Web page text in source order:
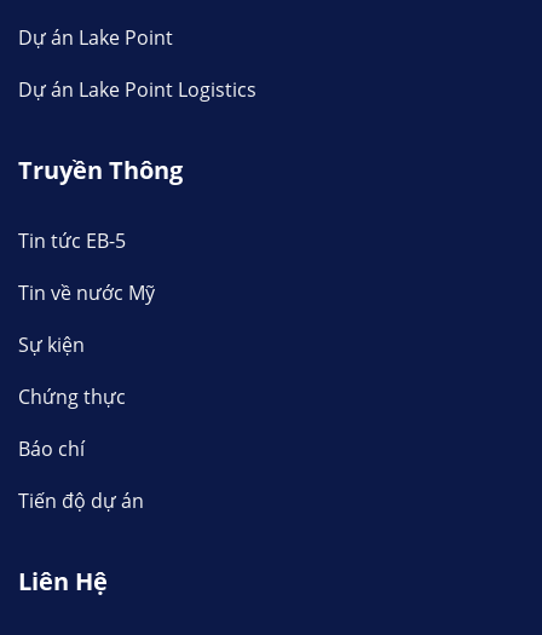
Dự án Lake Point
Dự án Lake Point Logistics
Truyền Thông
Tin tức EB-5
Tin về nước Mỹ
Sự kiện
Chứng thực
Báo chí
Tiến độ dự án
Liên Hệ